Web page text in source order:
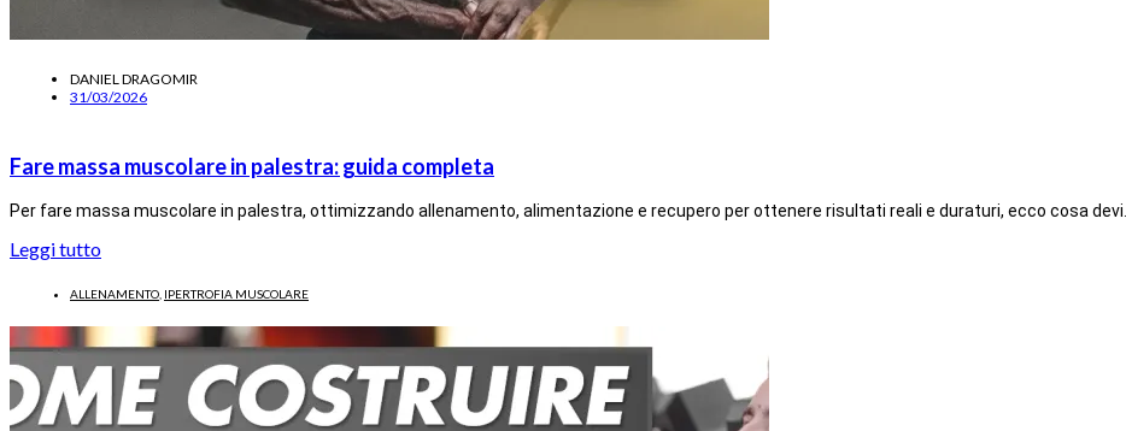
DANIEL DRAGOMIR
31/03/2026
Fare massa muscolare in palestra: guida completa
Per fare massa muscolare in palestra, ottimizzando allenamento, alimentazione e recupero per ottenere risultati reali e duraturi, ecco cosa devi…
Leggi tutto
ALLENAMENTO IPERTROFIA MUSCOLARE